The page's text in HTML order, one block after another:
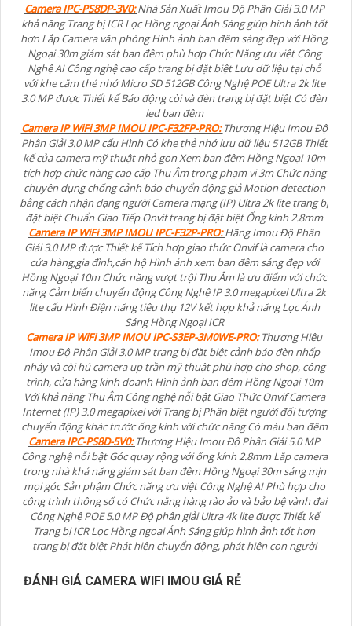
Camera IPC-PS8DP-3V0:Nhà Sản Xuất Imou Độ Phân Giải 3.0 MP
khả năng Trang bị ICR Lọc Hồng ngoại Ánh Sáng giúp hình ảnh tốt
hơn Lắp Camera văn phòng Hình ảnh ban đêm sáng đẹp với Hồng
Ngoại 30m giám sát ban đêm phù hợp Chức Năng ưu việt Công
Nghệ AI Công nghệ cao cấp trang bị đặt biệt Lưu dữ liệu tại chỗ
với khe cắm thẻ nhớ Micro SD 512GB Công Nghệ POE Ultra 2k lite
3.0 MP được Thiết kế Báo động còi và đèn trang bị đặt biệt Có đèn
led ban đêm
Camera IP WiFi 3MP IMOU IPC-F32FP-PRO:Thương Hiệu Imou Độ
Phân Giải 3.0 MP cấu Hình Có khe thẻ nhớ lưu dữ liệu 512GB Thiết
kế của camera mỹ thuật nhỏ gọn Xem ban đêm Hồng Ngoại 10m
tích hợp chức năng cao cấp Thu Âm trong phạm vi 3m Chức năng
chuyên dụng chống cảnh báo chuyển động giả Motion detection
bằng cách nhận dạng người Camera mạng (IP) Ultra 2k lite trang bị
đặt biệt Chuẩn Giao Tiếp Onvif trang bị đặt biệt Ống kính 2.8mm
Camera IP WiFi 3MP IMOU IPC-F32P-PRO:Hãng Imou Độ Phân
Giải 3.0 MP được Thiết kế Tích hợp giao thức Onvif là camera cho
cửa hàng,gia đình,căn hộ Hình ảnh xem ban đêm sáng đẹp với
Hồng Ngoại 10m Chức năng vượt trội Thu Âm là ưu điểm với chức
năng Cảm biến chuyển động Công Nghệ IP 3.0 megapixel Ultra 2k
lite cấu Hình Điện năng tiêu thụ 12V kết hợp khả năng Lọc Ánh
Sáng Hồng Ngoại ICR
Camera IP WiFi 3MP IMOU IPC-S3EP-3M0WE-PRO:Thương Hiệu
Imou Độ Phân Giải 3.0 MP trang bị đặt biệt cảnh báo đèn nhấp
nháy và còi hú camera up trần mỹ thuật phù hợp cho shop, công
trình, cửa hàng kinh doanh Hình ảnh ban đêm Hồng Ngoại 10m
Với khả năng Thu Âm Công nghệ nỗi bật Giao Thức Onvif Camera
Internet (IP) 3.0 megapixel với Trang bị Phân biệt người đối tượng
chuyển động khác trước ống kính với chức năng Có màu ban đêm
Camera IPC-PS8D-5V0:Thương Hiệu Imou Độ Phân Giải 5.0 MP
Công nghệ nỗi bật Góc quay rộng với ống kính 2.8mm Lắp camera
trong nhà khả năng giám sát ban đêm Hồng Ngoại 30m sáng mịn
mọi góc Sản phậm Chức năng ưu việt Công Nghệ AI Phù hợp cho
công trình thông số có Chức nằng hàng rào ảo và bảo bệ vành đai
Công Nghệ POE 5.0 MP Độ phân giải Ultra 4k lite được Thiết kế
Trang bị ICR Lọc Hồng ngoại Ánh Sáng giúp hình ảnh tốt hơn
trang bị đặt biệt Phát hiện chuyển động, phát hiện con người
ĐÁNH GIÁ CAMERA WIFI IMOU GIÁ RẺ